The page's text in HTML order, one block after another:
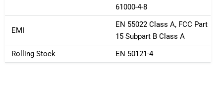
61000-4-8
EMI
EN 55022 Class A, FCC Part
15 Subpart B Class A
Rolling Stock
EN 50121-4